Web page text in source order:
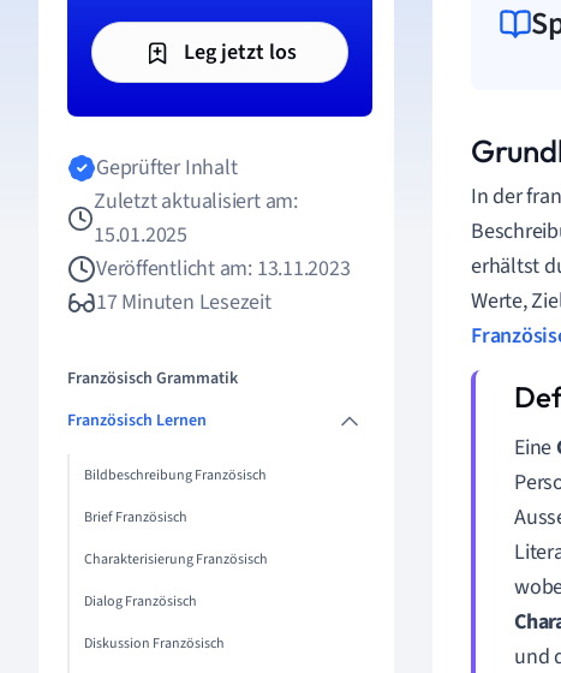
Leg jetzt los
Geprüfter Inhalt
Zuletzt aktualisiert am:
15.01.2025
Veröffentlicht am: 13.11.2023
17 Minuten Lesezeit
Französisch Grammatik
Französisch Lernen
Bildbeschreibung Französisch
Brief Französisch
Charakterisierung Französisch
Dialog Französisch
Diskussion Französisch
In der
erhältst
Werte,
Eine
und